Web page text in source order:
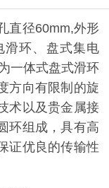
直径60mm,外形
滑环、盘式集电
一体式盘式滑环
方向有限制的旋
术以及贵金属接
环组成，具有高
证优良的传输性